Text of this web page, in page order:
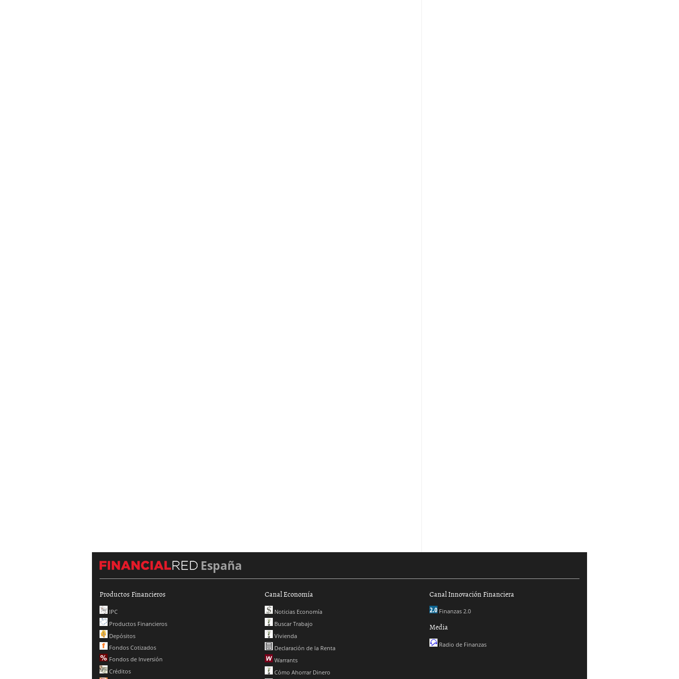
España
Productos Financieros
IPC
Productos Financieros
Depósitos
Fondos Cotizados
Fondos de Inversión
Créditos
Canal Economía
Noticias Economía
Buscar Trabajo
Vivienda
Declaración de la Renta
Warrants
Cómo Ahorrar Dinero
Canal Innovación Financiera
Finanzas 2.0
Media
Radio de Finanzas